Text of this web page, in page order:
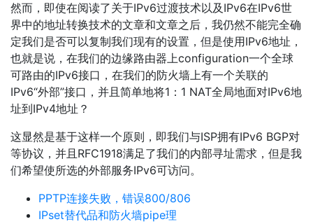
然而，即使在阅读了关于IPv6过渡技术以及IPv6在IPv6世
界中的地址转换技术的文章和文章之后，我仍然不能完全确
定我们是否可以复制我们现有的设置，但是使用IPv6地址，
也就是说，在我们的边缘路由器上configuration一个全球
可路由的IPv6接口，在我们的防火墙上有一个关联的
IPv6“外部”接口，并且简单地将1：1 NAT全局地面对IPv6地
址到IPv4地址？
这显然是基于这样一个原则，即我们与ISP拥有IPv6 BGP对
等协议，并且RFC1918满足了我们的内部寻址需求，但是我
们希望使所选的外部服务IPv6可访问。
PPTP连接失败，错误800/806
IPset替代品和防火墙pipe理